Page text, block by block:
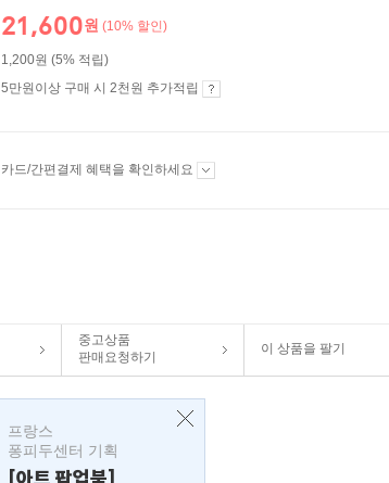
21,600원 (10% 할인)
1,200원 (5% 적립)
5만원이상 구매 시 2천원 추가적립
카드/간편결제 혜택을 확인하세요
중고상품
판매요청하기
이 상품을 팔기
프랑스
퐁피두센터 기획